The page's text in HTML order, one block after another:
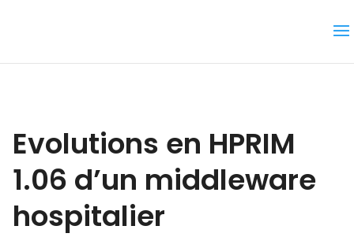
Evolutions en HPRIM
1.06 d’un middleware
hospitalier